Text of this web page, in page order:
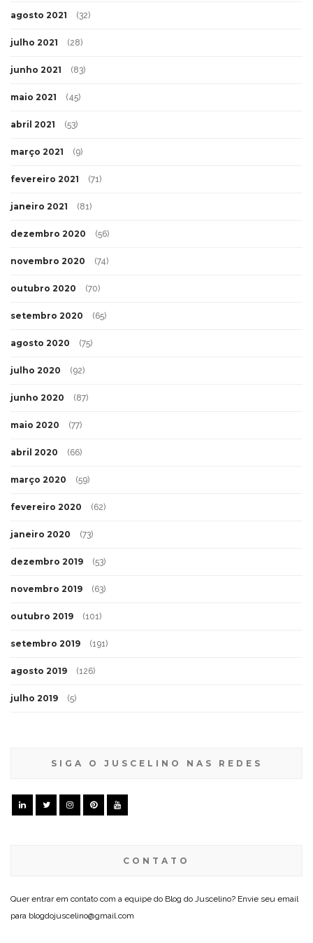
agosto 2021 (32)
julho 2021 (28)
junho 2021 (83)
maio 2021 (45)
abril 2021 (53)
março 2021 (9)
fevereiro 2021 (71)
janeiro 2021 (81)
dezembro 2020 (56)
novembro 2020 (74)
outubro 2020 (70)
setembro 2020 (65)
agosto 2020 (75)
julho 2020 (92)
junho 2020 (87)
maio 2020 (77)
abril 2020 (66)
março 2020 (59)
fevereiro 2020 (62)
janeiro 2020 (73)
dezembro 2019 (53)
novembro 2019 (63)
outubro 2019 (101)
setembro 2019 (191)
agosto 2019 (126)
julho 2019 (5)
SIGA O JUSCELINO NAS REDES
CONTATO
Quer entrar em contato com a equipe do Blog do Juscelino? Envie seu email
para blogdojuscelino@gmail.com